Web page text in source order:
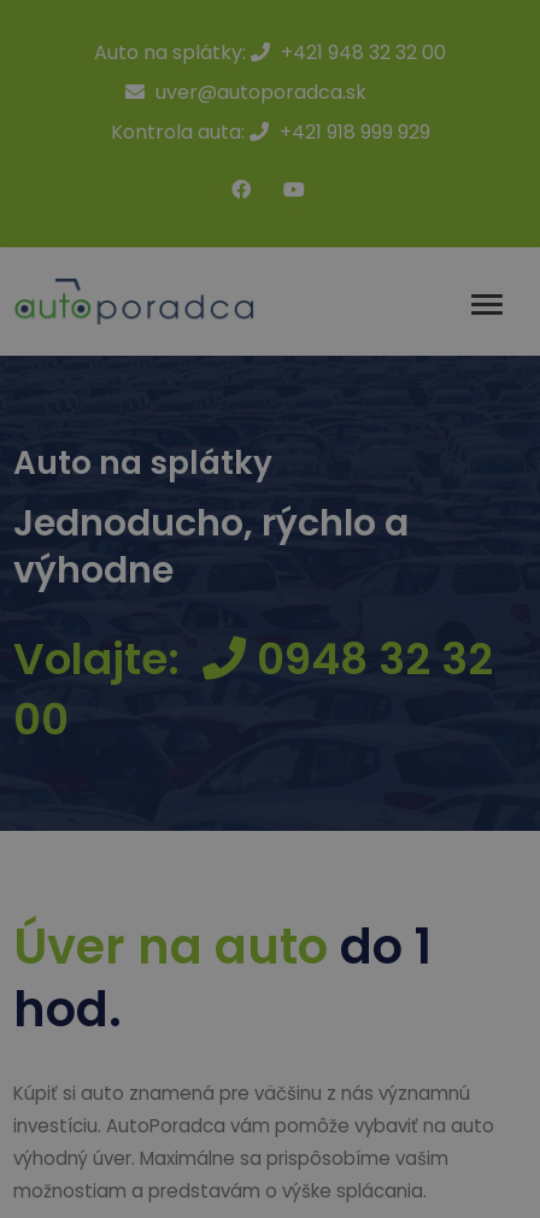
Auto na splátky:
+421 948 32 32 00
uver@autoporadca.sk
Kontrola auta:
+421 918 999 929
Auto na splátky
Jednoducho, rýchlo a
výhodne
Volajte:
0948 32 32
00
Úver na auto do 1
hod.
Kúpiť si auto znamená pre väčšinu z nás významnú
investíciu. AutoPoradca vám pomôže vybaviť na auto
výhodný úver. Maximálne sa prispôsobíme vašim
možnostiam a predstavám o výške splácania.